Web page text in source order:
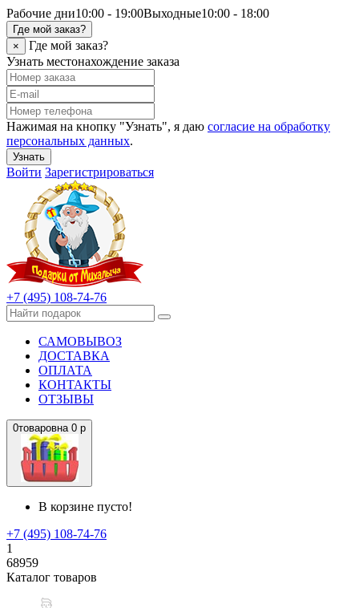
Рабочие дни10:00 - 19:00Выходные10:00 - 18:00
Где мой заказ?
×
Где мой заказ?
Узнать местонахождение заказа
Нажимая на кнопку "Узнать", я даю согласие на обработку
персональных данных.
Узнать
Войти Зарегистрироваться
+7 (495) 108-74-76
САМОВЫВОЗ
ДОСТАВКА
ОПЛАТА
КОНТАКТЫ
ОТЗЫВЫ
0товаровна 0 р
В корзине пусто!
+7 (495) 108-74-76
1
68959
Каталог товаров